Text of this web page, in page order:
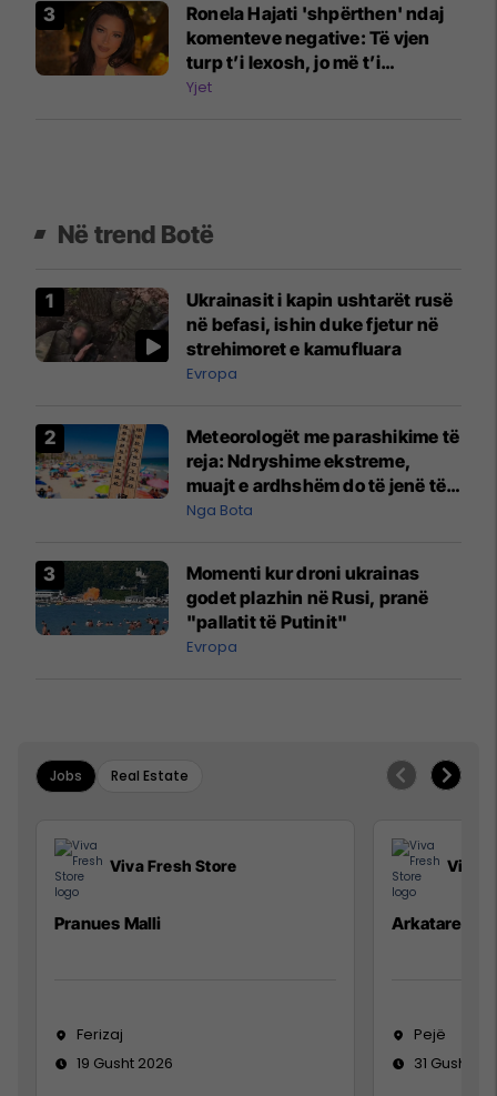
Ronela Hajati 'shpërthen' ndaj
komenteve negative: Të vjen
turp t’i lexosh, jo më t’i
shkruash
Yjet
Në trend Botë
Ukrainasit i kapin ushtarët rusë
në befasi, ishin duke fjetur në
strehimoret e kamufluara
Evropa
Meteorologët me parashikime të
reja: Ndryshime ekstreme,
muajt e ardhshëm do të jenë të
pazakontë
Nga Bota
Momenti kur droni ukrainas
godet plazhin në Rusi, pranë
"pallatit të Putinit"
Evropa
Jobs Real Estate
Viva Fresh Store
Pranues Malli
Ferizaj
19 Gusht 2026
Viva
Arkatare
Pejë
31 Gusht